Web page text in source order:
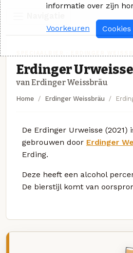
Erdinger Urweisse
van Erdinger Weissbräu
Home Erdinger Weissbräu
De Erdinger Urweisse (2021)
gebrouwen door Erdinger
Erding.
Deze heeft een alcohol
De bierstijl komt van
informatie over zijn
Voorkeuren